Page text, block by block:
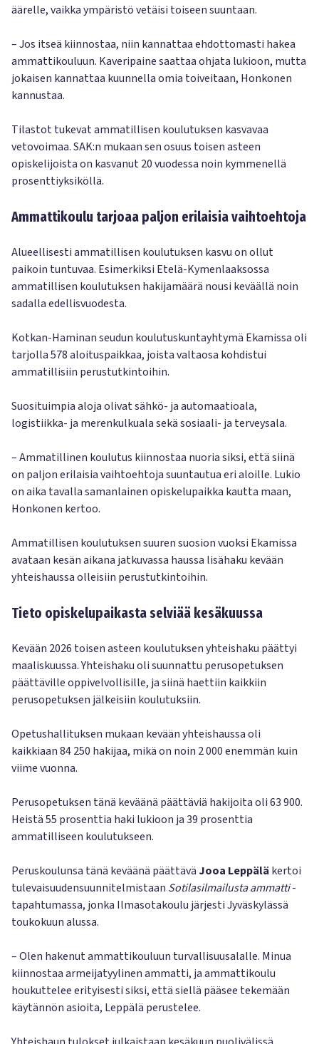
äärelle, vaikka ympäristö vetäisi toiseen suuntaan.
– Jos itseä kiinnostaa, niin kannattaa ehdottomasti hakea
ammattikouluun. Kaveripaine saattaa ohjata lukioon, mutta
jokaisen kannattaa kuunnella omia toiveitaan, Honkonen
kannustaa.
Tilastot tukevat ammatillisen koulutuksen kasvavaa
vetovoimaa. SAK:n mukaan sen osuus toisen asteen
opiskelijoista on kasvanut 20 vuodessa noin kymmenellä
prosenttiyksiköllä.
Ammattikoulu tarjoaa paljon erilaisia vaihtoehtoja
Alueellisesti ammatillisen koulutuksen kasvu on ollut
paikoin tuntuvaa. Esimerkiksi Etelä-Kymenlaaksossa
ammatillisen koulutuksen hakijamäärä nousi keväällä noin
sadalla edellisvuodesta.
Kotkan-Haminan seudun koulutuskuntayhtymä Ekamissa oli
tarjolla 578 aloituspaikkaa, joista valtaosa kohdistui
ammatillisiin perustutkintoihin.
Suosituimpia aloja olivat sähkö- ja automaatioala,
logistiikka- ja merenkulkuala sekä sosiaali- ja terveysala.
– Ammatillinen koulutus kiinnostaa nuoria siksi, että siinä
on paljon erilaisia vaihtoehtoja suuntautua eri aloille. Lukio
on aika tavalla samanlainen opiskelupaikka kautta maan,
Honkonen kertoo.
Ammatillisen koulutuksen suuren suosion vuoksi Ekamissa
avataan kesän aikana jatkuvassa haussa lisähaku kevään
yhteishaussa olleisiin perustutkintoihin.
Tieto opiskelupaikasta selviää kesäkuussa
Kevään 2026 toisen asteen koulutuksen yhteishaku päättyi
maaliskuussa. Yhteishaku oli suunnattu perusopetuksen
päättäville oppivelvollisille, ja siinä haettiin kaikkiin
perusopetuksen jälkeisiin koulutuksiin.
Opetushallituksen mukaan kevään yhteishaussa oli
kaikkiaan 84 250 hakijaa, mikä on noin 2 000 enemmän kuin
viime vuonna.
Perusopetuksen tänä keväänä päättäviä hakijoita oli 63 900.
Heistä 55 prosenttia haki lukioon ja 39 prosenttia
ammatilliseen koulutukseen.
Peruskoulunsa tänä keväänä päättävä Jooa Leppäläkertoi
tulevaisuudensuunnitelmistaan Sotilasilmailusta ammatti-
tapahtumassa, jonka Ilmasotakoulu järjesti Jyväskylässä
toukokuun alussa.
– Olen hakenut ammattikouluun turvallisuusalalle. Minua
kiinnostaa armeijatyylinen ammatti, ja ammattikoulu
houkuttelee erityisesti siksi, että siellä pääsee tekemään
käytännön asioita, Leppälä perustelee.